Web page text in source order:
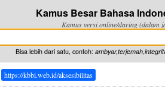
Kamus Besar Bahasa
Kamus versi online/daring (dalam
Bisa lebih dari satu, contoh:
https://kbbi.web.id/aksesibilitas